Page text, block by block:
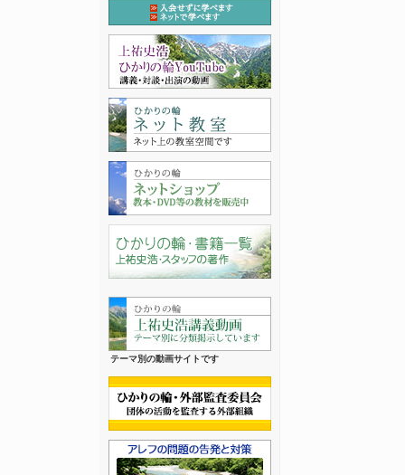
テーマ別の動画サイトです